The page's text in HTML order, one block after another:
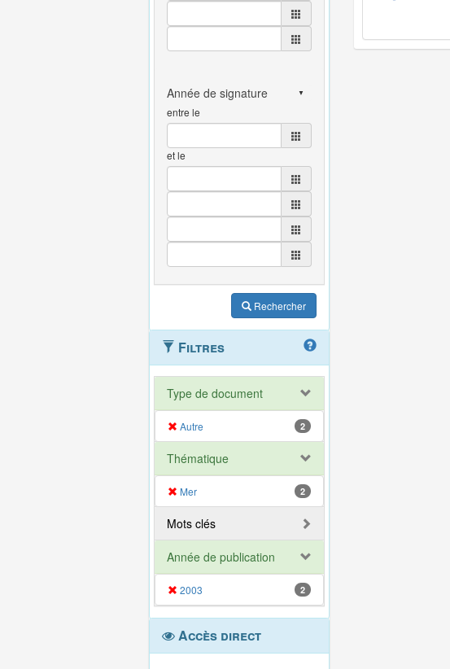
entre le
et le
Rechercher
Filtres
Type de document
Autre 2
Thématique
Mer 2
Mots clés
Année de publication
2003 2
Accès direct